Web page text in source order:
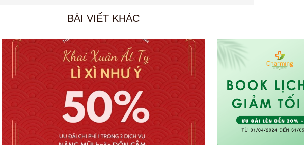
BÀI VIẾT KHÁC